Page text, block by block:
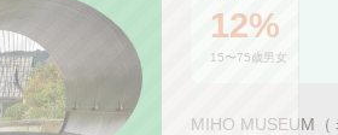
12%
15〜75歳男女
MIHO MUSEUM